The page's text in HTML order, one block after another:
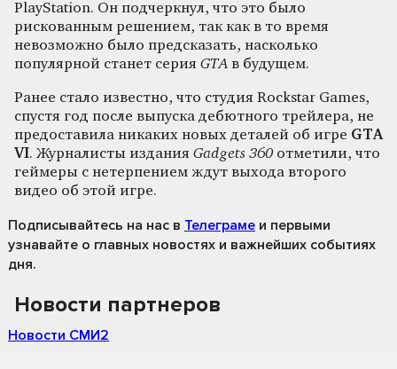
PlayStation. Он подчеркнул, что это было
рискованным решением, так как в то время
невозможно было предсказать, насколько
популярной станет серия GTA в будущем.
Ранее стало известно, что студия Rockstar Games,
спустя год после выпуска дебютного трейлера, не
предоставила никаких новых деталей об игре GTA
VI. Журналисты издания Gadgets 360 отметили, что
геймеры с нетерпением ждут выхода второго
видео об этой игре.
Подписывайтесь на нас в Телеграме и первыми
узнавайте о главных новостях и важнейших событиях
дня.
Новости партнеров
Новости СМИ2